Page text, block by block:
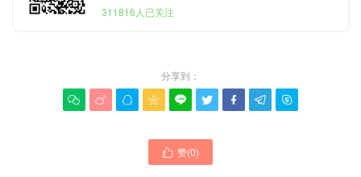
311816人已关注
分享到：
        
 赞(0)